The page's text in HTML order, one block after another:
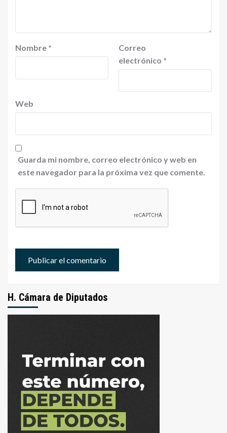
Nombre *
Correo
electrónico *
Web
Guarda mi nombre, correo electrónico y web en
este navegador para la próxima vez que comente.
H. Cámara de Diputados